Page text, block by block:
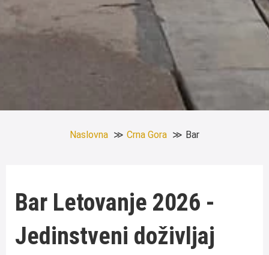
Naslovna Crna Gora Bar
Bar Letovanje 2026 -
Jedinstveni doživljaj